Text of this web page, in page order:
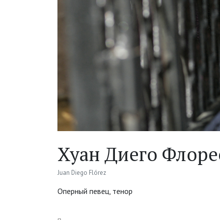
Хуан Диего
Juan Diego Flórez
Оперный певец, тенор